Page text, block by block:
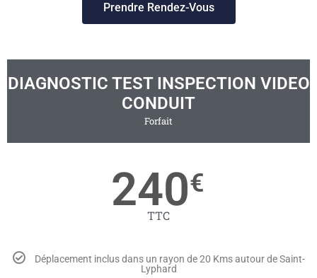
Prendre Rendez-Vous
DIAGNOSTIC TEST INSPECTION VIDEO
CONDUIT
Forfait
240€
TTC
Déplacement inclus dans un rayon de 20 Kms autour de Saint-
Lyphard